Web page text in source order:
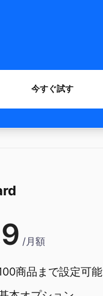
今すぐ試す
/月額
商品まで設定可能